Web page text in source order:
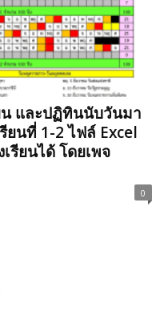
และปฏิทินนับวันมา
ยนที่ 1-2 ไฟล์ Excel
รียนได้ โดยเพจ
0